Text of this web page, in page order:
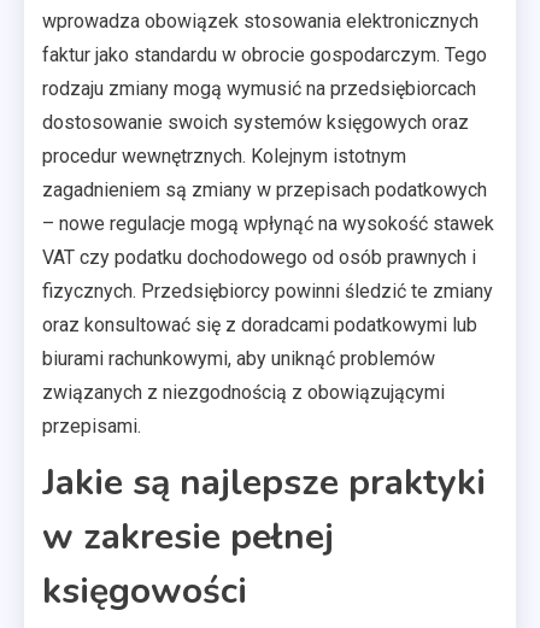
wprowadza obowiązek stosowania elektronicznych
faktur jako standardu w obrocie gospodarczym. Tego
rodzaju zmiany mogą wymusić na przedsiębiorcach
dostosowanie swoich systemów księgowych oraz
procedur wewnętrznych. Kolejnym istotnym
zagadnieniem są zmiany w przepisach podatkowych
– nowe regulacje mogą wpłynąć na wysokość stawek
VAT czy podatku dochodowego od osób prawnych i
fizycznych. Przedsiębiorcy powinni śledzić te zmiany
oraz konsultować się z doradcami podatkowymi lub
biurami rachunkowymi, aby uniknąć problemów
związanych z niezgodnością z obowiązującymi
przepisami.
Jakie są najlepsze praktyki
w zakresie pełnej
księgowości